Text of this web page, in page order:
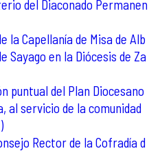
del Diaconado Permanen
la Capellanía de Misa de Alb
Sayago en la Diócesis de Za
puntual del Plan Diocesano
al servicio de la comunidad
Rector de la Cofradía d